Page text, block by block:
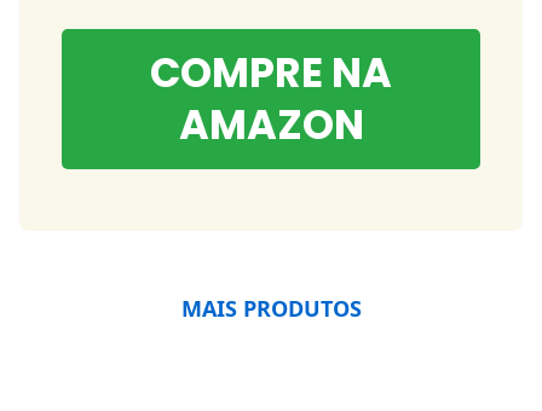
COMPRE NA
AMAZON
MAIS PRODUTOS